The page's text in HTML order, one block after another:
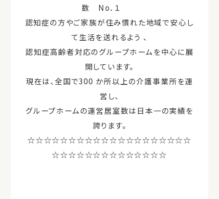
数 No．１
認知症の方やご家族が住み慣れた地域で安心し
て生活を送れるよう 、
認知症⾼齢者対応のグループホームを中心に展
開しています。
現在は、全国で300 か所以上の介護事業所を運
営し、
グループホームの運営居室数は日本一の実績を
誇ります。
☆☆☆☆☆☆☆☆☆☆☆☆☆☆☆☆☆☆☆☆
☆☆☆☆☆☆☆☆☆☆☆☆☆☆